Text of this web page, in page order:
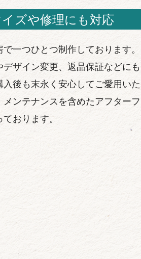
ズや修理にも対応
一つひとつ制作しております。
ザイン変更、返品保証などにも
入後も末永く安心してご愛用いた
メンテナンスを含めたアフターフ
おります。